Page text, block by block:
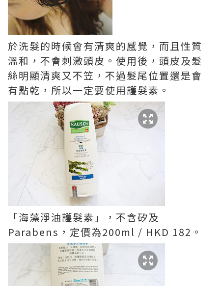
於洗髮的時候會有清爽的感覺，而且性質
溫和，不會刺激頭皮。使用後，頭皮及髮
絲明顯清爽又不笠，不過髮尾位置還是會
有點乾，所以一定要使用護髮素。
「海藻淨油護髮素」，不含矽及
Parabens，定價為200ml / HKD 182。